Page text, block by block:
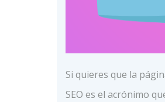
Si quieres que la
SEO es el acrónimo